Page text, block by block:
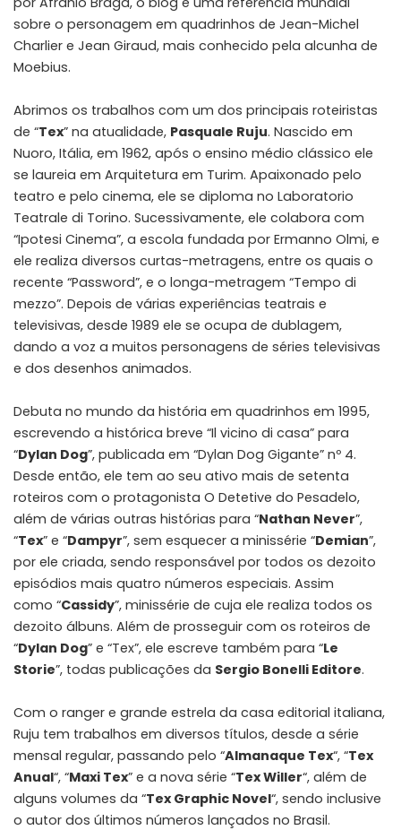
sobre o personagem em quadrinhos de Jean-Michel
Charlier e Jean Giraud, mais conhecido pela alcunha de
Moebius.
Abrimos os trabalhos com um dos principais roteiristas
de “Tex” na atualidade, Pasquale Ruju. Nascido em
Nuoro, Itália, em 1962, após o ensino médio clássico ele
se laureia em Arquitetura em Turim. Apaixonado pelo
teatro e pelo cinema, ele se diploma no Laboratorio
Teatrale di Torino. Sucessivamente, ele colabora com
“Ipotesi Cinema”, a escola fundada por Ermanno Olmi, e
ele realiza diversos curtas-metragens, entre os quais o
recente “Password”, e o longa-metragem “Tempo di
mezzo”. Depois de várias experiências teatrais e
televisivas, desde 1989 ele se ocupa de dublagem,
dando a voz a muitos personagens de séries televisivas
e dos desenhos animados.
Debuta no mundo da história em quadrinhos em 1995,
escrevendo a histórica breve “Il vicino di casa” para
“Dylan Dog”, publicada em “Dylan Dog Gigante” nº 4.
Desde então, ele tem ao seu ativo mais de setenta
roteiros com o protagonista O Detetive do Pesadelo,
além de várias outras histórias para “Nathan Never”,
“Tex” e “Dampyr”, sem esquecer a minissérie “Demian”,
por ele criada, sendo responsável por todos os dezoito
episódios mais quatro números especiais. Assim
como “Cassidy”, minissérie de cuja ele realiza todos os
dezoito álbuns. Além de prosseguir com os roteiros de
“Dylan Dog” e “Tex”, ele escreve também para “Le
Storie”, todas publicações da Sergio Bonelli Editore.
Com o ranger e grande estrela da casa editorial italiana,
Ruju tem trabalhos em diversos títulos, desde a série
mensal regular, passando pelo “Almanaque Tex“, “Tex
Anual“, “Maxi Tex” e a nova série “Tex Willer“, além de
alguns volumes da “Tex Graphic Novel“, sendo inclusive
o autor dos últimos números lançados no Brasil.